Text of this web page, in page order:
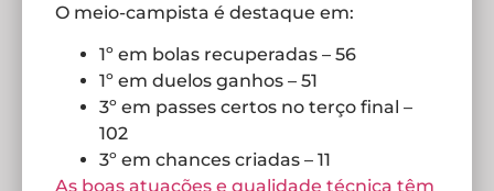
O meio-campista é destaque em:
1º em bolas recuperadas – 56
1º em duelos ganhos – 51
3º em passes certos no terço final –
102
3º em chances criadas – 11
As boas atuações e qualidade técnica têm